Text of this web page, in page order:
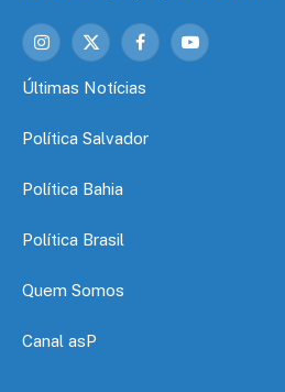
Instagram
X
FacebookYouTube
Últimas Notícias
Política Salvador
Política Bahia
Política Brasil
Quem Somos
Canal asP